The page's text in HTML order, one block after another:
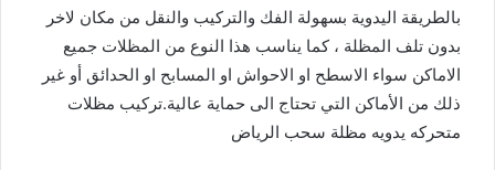
بالطريقة اليدوية بسهولة الفك والتركيب والنقل من مكان لاخر
بدون تلف المظلة ، كما يناسب هذا النوع من المظلات جميع
الاماكن سواء الاسطح او الاحواش او المسابح او الحدائق أو غير
ذلك من الأماكن التي تحتاج الى حماية عالية.تركيب مظلات
متحركه يدويه مظلة سحب الرياض